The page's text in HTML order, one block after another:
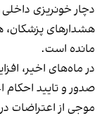
دچار خونریزی
هشدارهای
مانده است.
در ماه‌های اخیر،
صدور و تایید احکام
موجی از اعتراضات